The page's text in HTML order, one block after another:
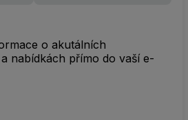
o akutálních
nabídkách přímo do vaší e-